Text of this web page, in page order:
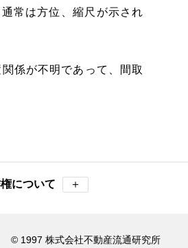
常は方位、縮尺が示され
係が不明であって、間取
について ＋
© 1997 株式会社不動産流通研究所